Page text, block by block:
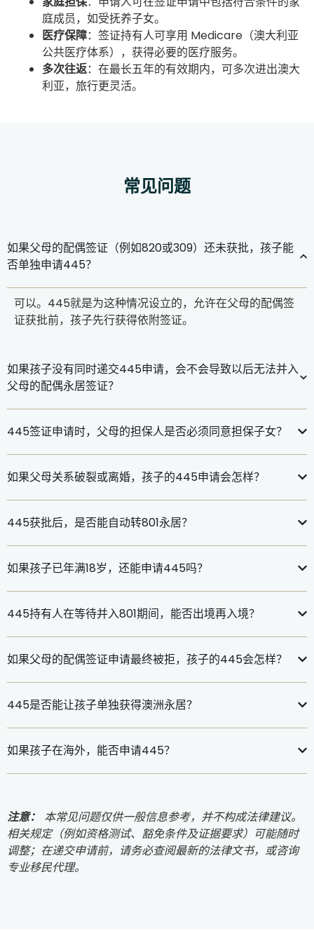
庭成员，如受抚养子女。
医疗保障：签证持有人可享用 Medicare（澳大利亚
公共医疗体系），获得必要的医疗服务。
多次往返：在最长五年的有效期内，可多次进出澳大
利亚，旅行更灵活。
常见问题
如果父母的配偶签证（例如820或309）还未获批，孩子能
否单独申请445？
可以。445就是为这种情况设立的，允许在父母的配偶签
证获批前，孩子先行获得依附签证。
如果孩子没有同时递交445申请，会不会导致以后无法并入
父母的配偶永居签证？
445签证申请时，父母的担保人是否必须同意担保子女？
如果父母关系破裂或离婚，孩子的445申请会怎样？
445获批后，是否能自动转801永居？
如果孩子已年满18岁，还能申请445吗？
445持有人在等待并入801期间，能否出境再入境？
如果父母的配偶签证申请最终被拒，孩子的445会怎样？
445是否能让孩子单独获得澳洲永居？
如果孩子在海外，能否申请445？
注意：
本常见问题仅供一般信息参考，并不构成法律建议。
相关规定（例如资格测试、豁免条件及证据要求）可能随时
调整；在递交申请前，请务必查阅最新的法律文书，或咨询
专业移民代理。